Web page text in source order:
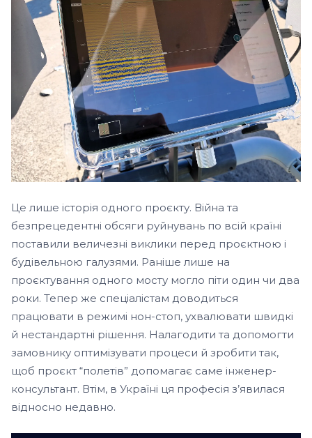
Це лише історія одного проєкту. Війна та
безпрецедентні обсяги руйнувань по всій країні
поставили величезні виклики перед проєктною і
будівельною галузями. Раніше лише на
проєктування одного мосту могло піти один чи два
роки. Тепер же спеціалістам доводиться
працювати в режимі нон-стоп, ухвалювати швидкі
й нестандартні рішення. Налагодити та допомогти
замовнику оптимізувати процеси й зробити так,
щоб проєкт “полетів” допомагає саме інженер-
консультант. Втім, в Україні ця професія з’явилася
відносно недавно.